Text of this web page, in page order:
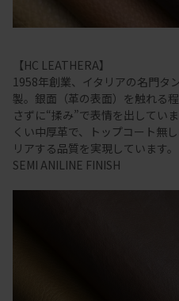
【HC LEATHERA】
1958年創業、イタリアの名門タ
製。銀面（革の表面）を触れる
さずに“揉み”で表情を出してい
くい中厚革で、トップコート無
リアする品質を実現しています。
SEMI ANILINE FINISH